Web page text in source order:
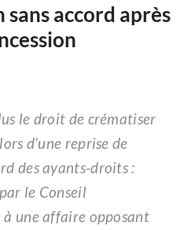
accord après
le droit de crématiser
d’une reprise de
des ayants-droits :
le Conseil
une affaire opposant